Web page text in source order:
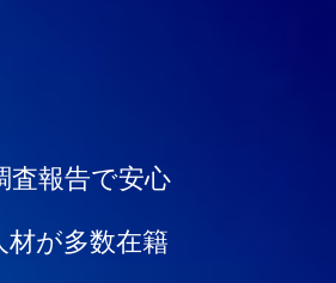
査報告で安心
が多数在籍